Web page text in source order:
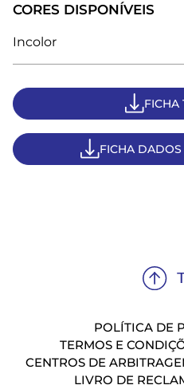
CORES DISPONÍVEIS
Incolor
FICHA
FICHA DADOS
POLÍTICA DE
TERMOS E
CENTROS DE
LIVRO DE